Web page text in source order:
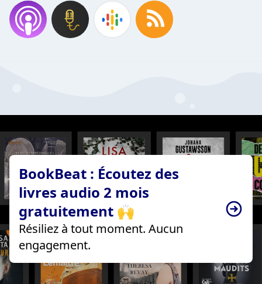
BookBeat : Écoutez des
livres audio 2 mois
gratuitement 🙌
Résiliez à tout moment. Aucun
engagement.